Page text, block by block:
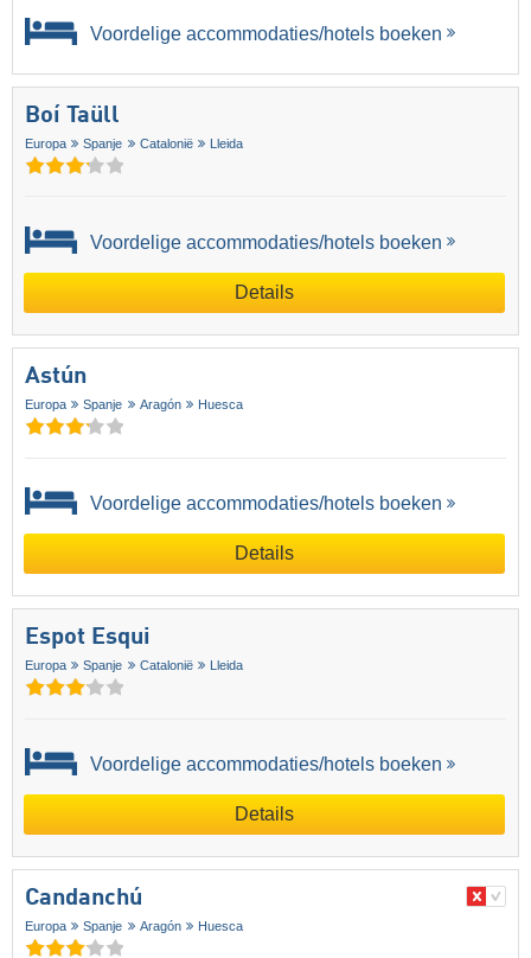
Voordelige accommodaties/hotels boeken
Boí Taüll
Europa Spanje Catalonië Lleida
Voordelige accommodaties/hotels boeken
Details
Astún
Europa Spanje Aragón Huesca
Voordelige accommodaties/hotels boeken
Details
Espot Esqui
Europa Spanje Catalonië Lleida
Voordelige accommodaties/hotels boeken
Details
Candanchú
Europa Spanje Aragón Huesca